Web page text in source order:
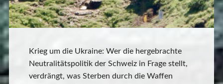
Krieg um die Ukraine: Wer die hergebrachte
Neutralitätspolitik der Schweiz in Frage stellt,
verdrängt, was Sterben durch die Waffen